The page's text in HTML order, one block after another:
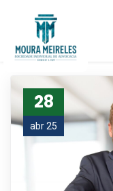
28
abr 25